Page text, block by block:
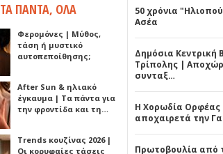
ΤΑ ΠΑΝΤΑ, ΟΛΑ
Φερομόνες | Μύθος,
τάση ή μυστικό
αυτοπεποίθησης;
After Sun & ηλιακό
έγκαυμα | Τα πάντα για
την φροντίδα και τη…
Trends κουζίνας 2026 |
Οι κορυφαίες τάσεις
50 χρόνια
Ασέα
Δημόσια Κεντρική
Τρίπολης |
συνταξ…
Η Χορωδία Ορφέας
αποχαιρετά την
Πρωτοβουλία από